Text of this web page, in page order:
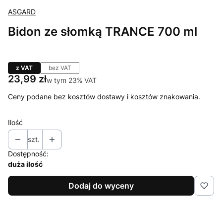
ASGARD
Bidon ze słomką TRANCE 700 ml
z VAT bez VAT
Cena
23,99 złw tym 23% VAT
w tym 23% VAT
Ceny podane bez kosztów dostawy i kosztów znakowania.
Ilość
szt.
Dostępność:
duża ilość
Dodaj do wyceny